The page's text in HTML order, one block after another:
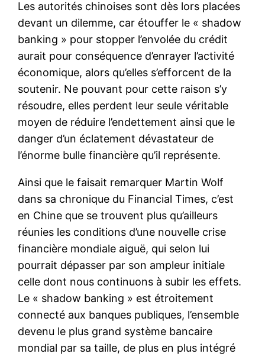
Les autorités chinoises sont dès lors placées
devant un dilemme, car étouffer le « shadow
banking » pour stopper l’envolée du crédit
aurait pour conséquence d’enrayer l’activité
économique, alors qu’elles s’efforcent de la
soutenir. Ne pouvant pour cette raison s’y
résoudre, elles perdent leur seule véritable
moyen de réduire l’endettement ainsi que le
danger d’un éclatement dévastateur de
l’énorme bulle financière qu’il représente.
Ainsi que le faisait remarquer Martin Wolf
dans sa chronique du Financial Times, c’est
en Chine que se trouvent plus qu’ailleurs
réunies les conditions d’une nouvelle crise
financière mondiale aiguë, qui selon lui
pourrait dépasser par son ampleur initiale
celle dont nous continuons à subir les effets.
Le « shadow banking » est étroitement
connecté aux banques publiques, l’ensemble
devenu le plus grand système bancaire
mondial par sa taille, de plus en plus intégré